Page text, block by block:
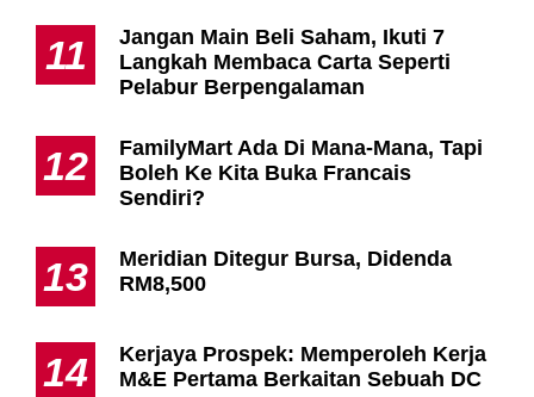
11
Jangan Main Beli Saham, Ikuti 7
Langkah Membaca Carta Seperti
Pelabur Berpengalaman
12
FamilyMart Ada Di Mana-Mana, Tapi
Boleh Ke Kita Buka Francais
Sendiri?
13
Meridian Ditegur Bursa, Didenda
RM8,500
14
Kerjaya Prospek: Memperoleh Kerja
M&E Pertama Berkaitan Sebuah DC